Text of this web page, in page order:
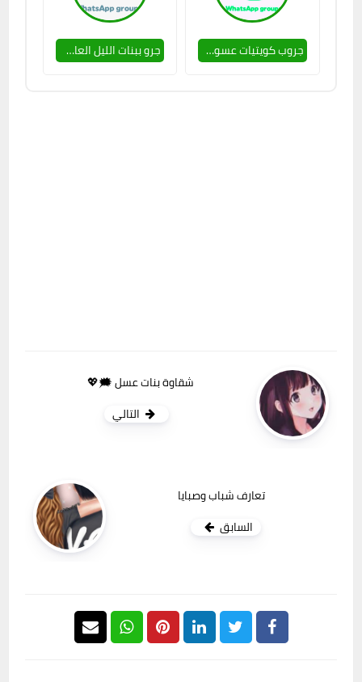
جروب كويتيات عسولات 🥵🔥 جرو ببنات الليل العاشقات 🔥🥵
شقاوة بنات عسل 🗯💖
التالي
تعارف شباب وصبايا
السابق